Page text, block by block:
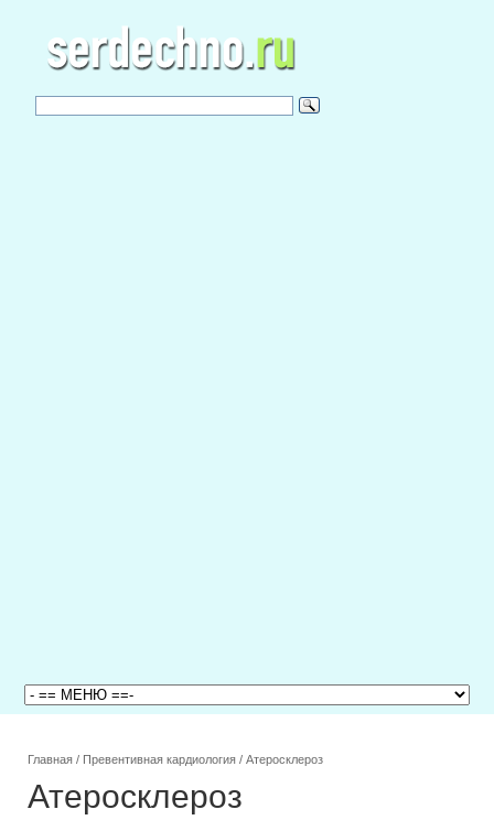
Главная / Превентивная кардиология / Атеросклероз
Атеросклероз